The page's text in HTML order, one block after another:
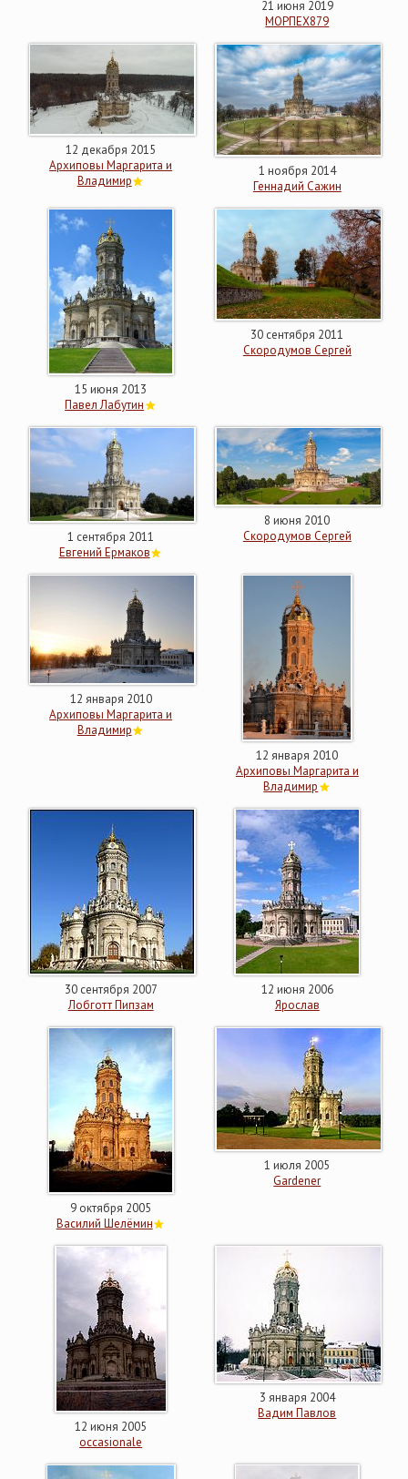
21 июня 2019
МОРПЕХ879
12 декабря 2015
Архиповы Маргарита и
Владимир
1 ноября 2014
Геннадий Сажин
15 июня 2013
Павел Лабутин
30 сентября 2011
Скородумов Сергей
1 сентября 2011
Евгений Ермаков
8 июня 2010
Скородумов Сергей
12 января 2010
Архиповы Маргарита и
Владимир
12 января 2010
Архиповы Маргарита и
Владимир
30 сентября 2007
Лобготт Пипзам
12 июня 2006
Ярослав
9 октября 2005
Василий Шелёмин
1 июля 2005
Gardener
12 июня 2005
occasionale
3 января 2004
Вадим Павлов